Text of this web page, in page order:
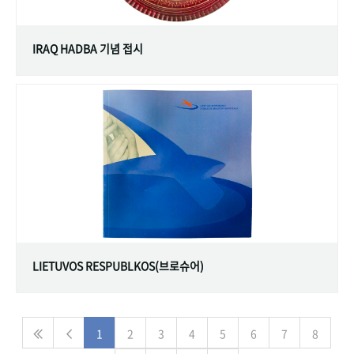
IRAQ HADBA 기념 접시
LIETUVOS RESPUBLKOS(브로슈어)
1 2 3 4 5 6 7 8